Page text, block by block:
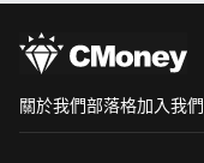
關於我們部落格加入我們